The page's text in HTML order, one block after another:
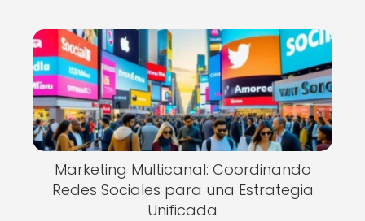
Marketing Multicanal: Coordinando
Redes Sociales para una Estrategia
Unificada